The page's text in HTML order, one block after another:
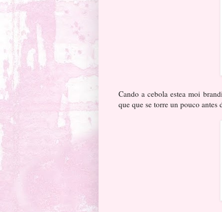
Cando a cebola estea moi
que que se torre un pouco antes